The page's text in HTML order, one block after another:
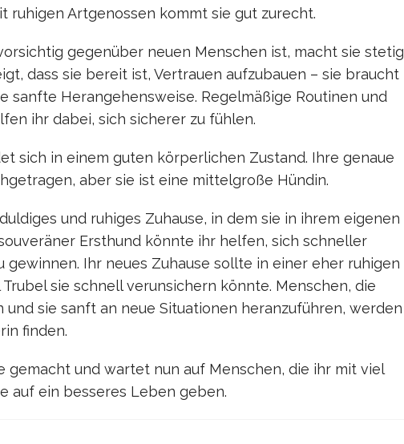
ruhigen Artgenossen kommt sie gut zurecht.
gegenüber neuen Menschen ist, macht sie stetig
dass sie bereit ist, Vertrauen aufzubauen – sie braucht
sanfte Herangehensweise. Regelmäßige Routinen und
ihr dabei, sich sicherer zu fühlen.
sich in einem guten körperlichen Zustand. Ihre genaue
aber sie ist eine mittelgroße Hündin.
und ruhiges Zuhause, in dem sie in ihrem eigenen
Ersthund könnte ihr helfen, sich schneller
gewinnen. Ihr neues Zuhause sollte in einer eher ruhigen
sie schnell verunsichern könnte. Menschen, die
und sie sanft an neue Situationen heranzuführen, werden
finden.
gemacht und wartet nun auf Menschen, die ihr mit viel
auf ein besseres Leben geben.